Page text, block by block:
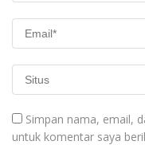
Simpan nama, email,
untuk komentar saya